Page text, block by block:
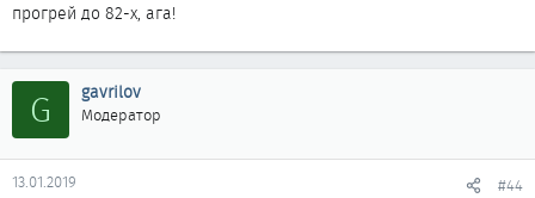
прогрей до 82-х, ага!
G gavrilov
Модератор
13.01.2019 #44